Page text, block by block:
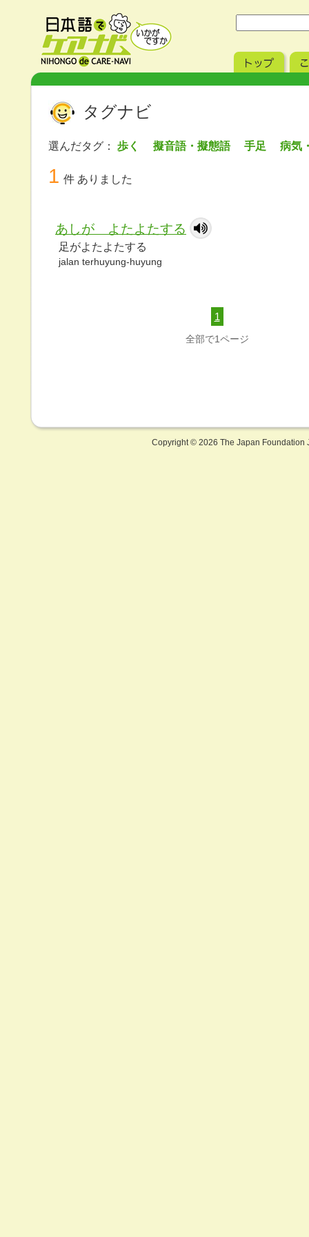
タグナビ
選んだタグ： 歩く 擬音語・擬態語 手足 病気
1 件 ありました
あしが よたよたする
足がよたよたする
jalan terhuyung-huyung
1
全部で1ページ
Copyright © 2026 The Japan Foundation